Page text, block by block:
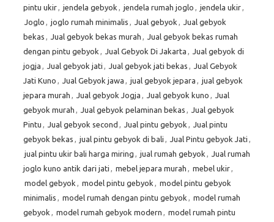
pintu ukir, jendela gebyok , jendela rumah joglo , jendela ukir,
Joglo , joglo rumah minimalis , Jual gebyok , Jual gebyok
bekas , Jual gebyok bekas murah , Jual gebyok bekas rumah
dengan pintu gebyok , Jual Gebyok Di Jakarta , Jual gebyok di
jogja , Jual gebyok jati , Jual gebyok jati bekas , Jual Gebyok
Jati Kuno , Jual Gebyok jawa , jual gebyok jepara , jual gebyok
jepara murah , Jual gebyok Jogja , Jual gebyok kuno , Jual
gebyok murah , Jual gebyok pelaminan bekas , Jual gebyok
Pintu , Jual gebyok second , Jual pintu gebyok , Jual pintu
gebyok bekas , jual pintu gebyok di bali , Jual Pintu gebyok Jati ,
jual pintu ukir bali harga miring , jual rumah gebyok , Jual rumah
joglo kuno antik dari jati , mebel jepara murah , mebel ukir,
model gebyok , model pintu gebyok , model pintu gebyok
minimalis , model rumah dengan pintu gebyok , model rumah
gebyok , model rumah gebyok modern , model rumah pintu